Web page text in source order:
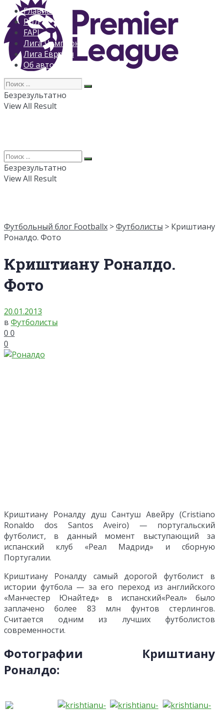
Главная
РПЛ
FAPL
Лига Чемпионов
Лига Европы
Об авторе
Безрезультатно
View All Result
Безрезультатно
View All Result
Футбольный блог Footballx >Футболисты > Криштиану
Роналдо. Фото
Криштиану Роналдо.
Фото
20.01.2013
в Футболисты
0 0
0
Криштиану Роналду душ Сантуш Авейру (Cristiano
Ronaldo dos Santos Aveiro) — португальский
футболист, в данный момент выступающий за
испанский клуб «Реал Мадрид» и сборную
Португалии.
Криштиану Роналду cамый дорогой футболист в
истории футбола — за его переход из английского
«Манчестер Юнайтед» в испанский«Реал» было
заплачено более 83 млн фунтов стерлингов.
Считается одним из лучших футболистов
современности.
Фотографии Криштиану
Роналдо: